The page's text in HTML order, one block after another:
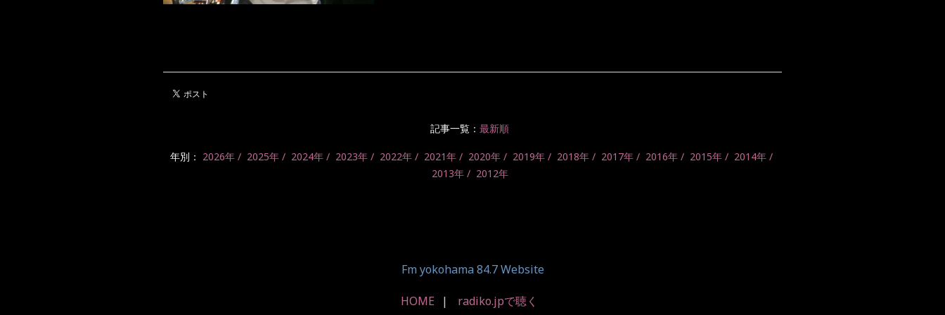
記事一覧： 最新順
年別： 2026年 2025年 2024年 2023年 2022年 2021年 2020年 2019年 2018年 2017年 2016年 2015年
2014年
2013年
2012年
Fm yokohama 84.7 Website
HOME radiko.jpで聴く